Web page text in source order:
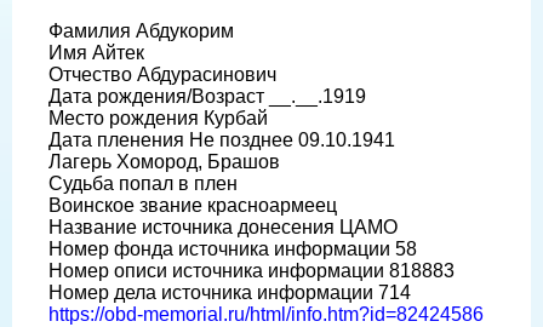
Фамилия Абдукорим
Имя Айтек
Отчество Абдурасинович
Дата рождения/Возраст __.__.1919
Место рождения Курбай
Дата пленения Не позднее 09.10.1941
Лагерь Хомород, Брашов
Судьба попал в плен
Воинское звание красноармеец
Название источника донесения ЦАМО
Номер фонда источника информации 58
Номер описи источника информации 818883
Номер дела источника информации 714
https://obd-memorial.ru/html/info.htm?id=82424586